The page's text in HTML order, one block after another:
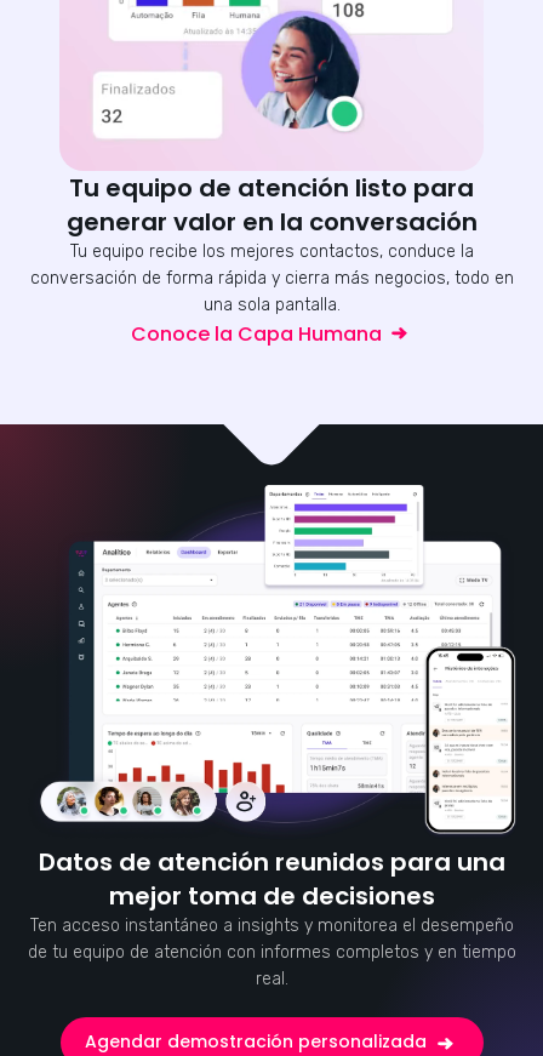
Tu equipo de atención listo para
generar valor en la conversación
Tu equipo recibe los mejores contactos, conduce la
conversación de forma rápida y cierra más negocios, todo en
una sola pantalla.
Conoce la Capa Humana
Datos de atención reunidos para una
mejor toma de decisiones
Ten acceso instantáneo a insights y monitorea el desempeño
de tu equipo de atención con informes completos y en tiempo
real.
Agendar demostración personalizada